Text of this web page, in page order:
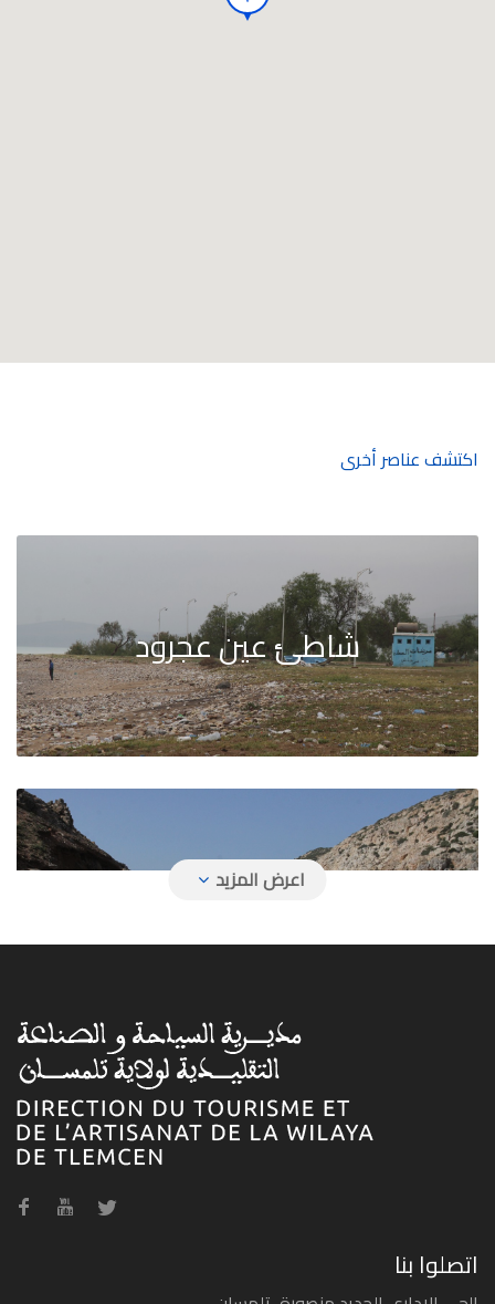
اكتشف عناصر أخرى
شاطئ عين عجرود
شاطئ آقلا
شاطئ بيدر
اتصلوا بنا